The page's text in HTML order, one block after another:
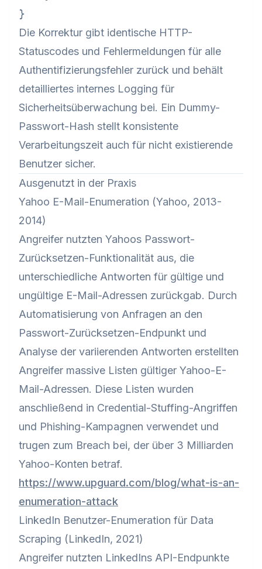
Die Korrektur gibt identische HTTP-
Statuscodes und Fehlermeldungen für alle
Authentifizierungsfehler zurück und behält
detailliertes internes Logging für
Sicherheitsüberwachung bei. Ein Dummy-
Passwort-Hash stellt konsistente
Verarbeitungszeit auch für nicht existierende
Benutzer sicher.
Ausgenutzt in der Praxis
Yahoo E-Mail-Enumeration (Yahoo, 2013-
2014)
Angreifer nutzten Yahoos Passwort-
Zurücksetzen-Funktionalität aus, die
unterschiedliche Antworten für gültige und
ungültige E-Mail-Adressen zurückgab. Durch
Automatisierung von Anfragen an den
Passwort-Zurücksetzen-Endpunkt und
Analyse der variierenden Antworten erstellten
Angreifer massive Listen gültiger Yahoo-E-
Mail-Adressen. Diese Listen wurden
anschließend in Credential-Stuffing-Angriffen
und Phishing-Kampagnen verwendet und
trugen zum Breach bei, der über 3 Milliarden
Yahoo-Konten betraf.
https://www.upguard.com/blog/what-is-an-
enumeration-attack
LinkedIn Benutzer-Enumeration für Data
Scraping (LinkedIn, 2021)
Angreifer nutzten LinkedIns API-Endpunkte